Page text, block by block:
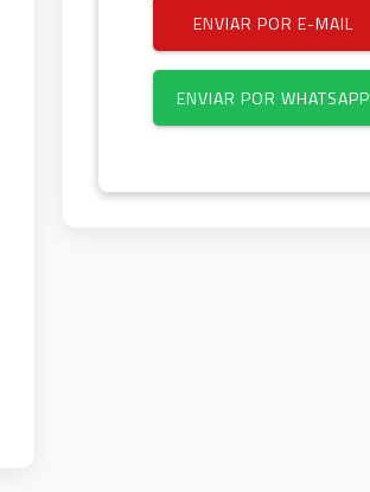
ENVIAR POR E-MAIL
ENVIAR POR WHATSAPP